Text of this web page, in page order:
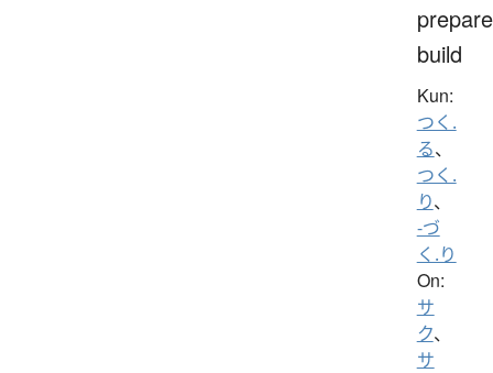
build
Kun:
つく.
る、
つく.
り、
-づ
く.り
On:
サ
ク、
サ